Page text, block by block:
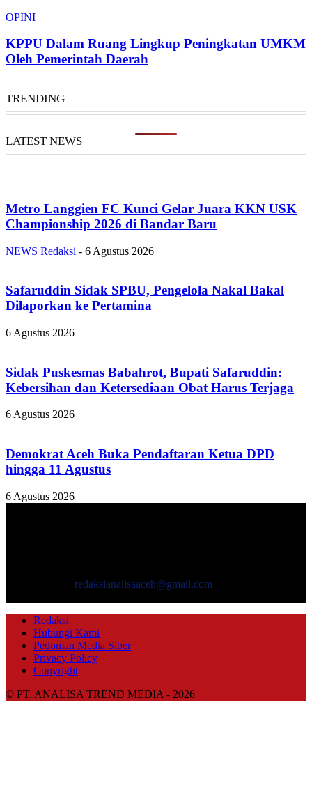
OPINI
KPPU Dalam Ruang Lingkup Peningkatan UMKM
Oleh Pemerintah Daerah
TRENDING
LATEST NEWS
Metro Langgien FC Kunci Gelar Juara KKN USK
Championship 2026 di Bandar Baru
NEWS Redaksi - 6 Agustus 2026
Safaruddin Sidak SPBU, Pengelola Nakal Bakal
Dilaporkan ke Pertamina
6 Agustus 2026
Sidak Puskesmas Babahrot, Bupati Safaruddin:
Kebersihan dan Ketersediaan Obat Harus Terjaga
6 Agustus 2026
Demokrat Aceh Buka Pendaftaran Ketua DPD
hingga 11 Agustus
6 Agustus 2026
redaksianalisaaceh@gmail.com
Redaksi
Hubungi Kami
Pedoman Media Siber
Privacy Policy
Copyright
© PT. ANALISA TREND MEDIA - 2026